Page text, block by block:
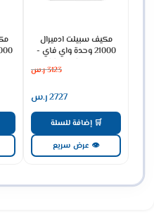
مكيف سبيلت ادميرال
21000 وحدة واي فاي -
3123ر.س
2727ر.س
🛒 إضافة للسلة
👁 عرض سريع